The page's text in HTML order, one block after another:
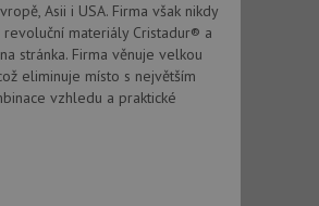
Asii i USA. Firma však nikdy
materiály Cristadur® a
stránka. Firma věnuje velkou
eliminuje místo s největším
vzhledu a praktické